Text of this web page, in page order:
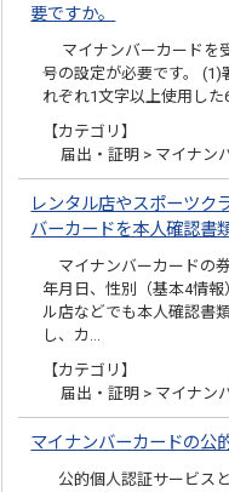
要ですか。
マイナンバーカードを
号の設定が必要です。
れぞれ1文字以上使用
【カテゴリ】
届出・証明 > マイナン
レンタル店やスポーツク
バーカードを本人確認書
マイナンバーカードの
年月日、性別（基本4情
ル店などでも本人確認書
し、カ…
【カテゴリ】
届出・証明 > マイナン
マイナンバーカードの公
公的個人認証サービス